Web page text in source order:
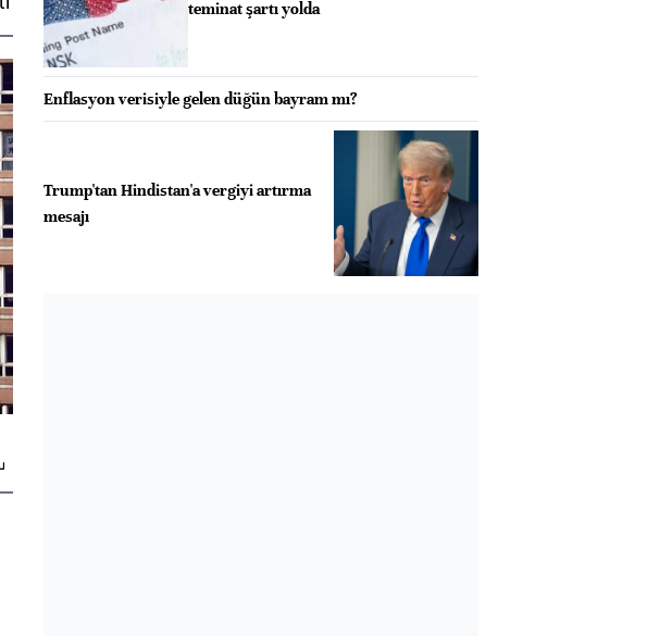
teminat şartı yolda
Enflasyon verisiyle gelen düğün bayram mı?
Trump'tan Hindistan'a vergiyi artırma
mesajı